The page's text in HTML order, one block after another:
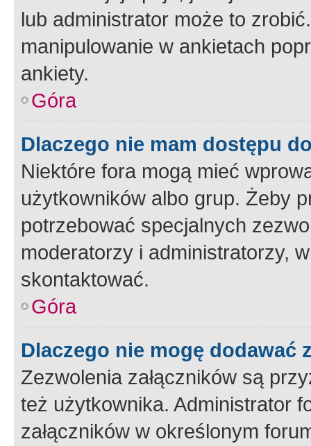
lub administrator może to
manipulowanie w ankietach
ankiety.
Góra
Dlaczego nie mam dostępu
Niektóre fora mogą mieć
użytkowników albo grup. Żeby
potrzebować specjalnych
moderatorzy i administratorzy,
skontaktować.
Góra
Dlaczego nie mogę dodawać
Zezwolenia załączników są
też użytkownika. Administrator
załączników w określonym